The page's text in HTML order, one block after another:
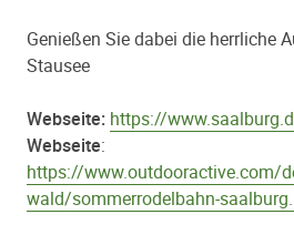
Genießen Sie dabei die herrliche
Stausee
Webseite: https://
Webseite:
https://www.outdooractive.com/
wald/sommerrodelbahn-